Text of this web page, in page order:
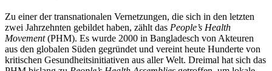
Zu einer der transnationalen Vernetzungen, die sich in den letzten
zwei Jahrzehnten gebildet haben, zählt das People’s Health
Movement(PHM). Es wurde 2000 in Bangladesch von Akteuren
aus den globalen Süden gegründet und vereint heute Hunderte von
kritischen Gesundheitsinitiativen aus aller Welt. Dreimal hat sich das